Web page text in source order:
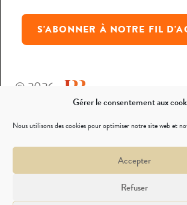
Gérer le consentement aux
Nous utilisons des cookies pour optimiser notre site web et
Accepter
Refuser
S'ABONNER À NOTRE FIL
© 2026